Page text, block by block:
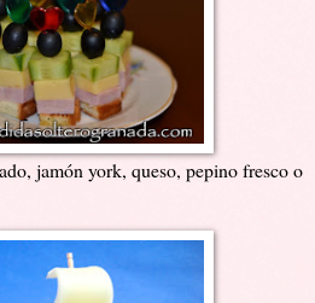
jamón york, queso, pepino fresco o